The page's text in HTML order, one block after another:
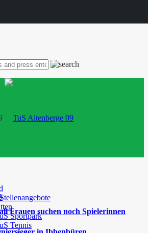
Sportpark
Tennis
Frauen suchen noch Spielerinnen